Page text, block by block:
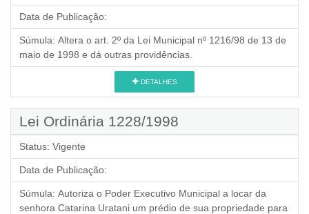
Data de Publicação:
Súmula: Altera o art. 2º da Lei Municipal nº 1216/98 de 13 de
maio de 1998 e dá outras providências.
DETALHES
Lei Ordinária 1228/1998
Status: Vigente
Data de Publicação:
Súmula: Autoriza o Poder Executivo Municipal a locar da
senhora Catarina Uratani um prédio de sua propriedade para